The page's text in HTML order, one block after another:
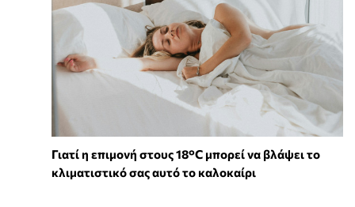
Γιατί η επιμονή στους 18°C μπορεί να βλάψει το
κλιματιστικό σας αυτό το καλοκαίρι